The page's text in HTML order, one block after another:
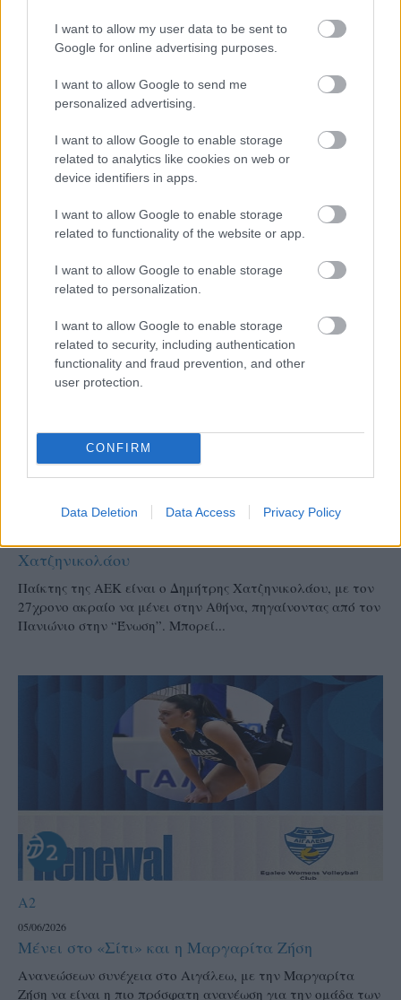
I want to allow my user data to be sent to
Google for online advertising purposes.
I want to allow Google to send me
personalized advertising.
I want to allow Google to enable storage
related to analytics like cookies on web or
device identifiers in apps.
I want to allow Google to enable storage
related to functionality of the website or app.
I want to allow Google to enable storage
related to personalization.
I want to allow Google to enable storage
related to security, including authentication
functionality and fraud prevention, and other
user protection.
CONFIRM
Data Deletion Data Access Privacy Policy
Aκολουθήστε μας
παντού…
24/06/2026
Χατζηνικολάου
Παίκτης της ΑΕΚ είναι ο Δημήτρης Χατζηνικολάου, με τον
27χρονο ακραίο να μένει στην Αθήνα, πηγαίνοντας από τον
Πανιώνιο στην “Ένωση”. Μπορεί...
A2
05/06/2026
Μένει στο «Σίτι» και η Μαργαρίτα Ζήση
Ανανεώσεων συνέχεια στο Αιγάλεω, με την Μαργαρίτα
Ζήση να είναι η πιο πρόσφατη ανανέωση για την ομάδα των